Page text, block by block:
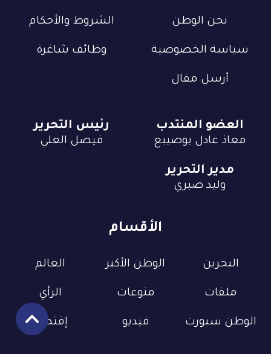
نحن الوطن الشروط والأحكام
سياسة الخصوصية وظائف شاغرة
أرسل مقال
الأقسام
البحرين الوطن الأكبر العالم
ملفات منوعات الرأي
الوطن سبورت فيديو إقتصاد
العضو المنتدب
معاذ عادل بوصيبع
رئيس التحرير
فيصل العلي
مدير التحرير
وليد صبري